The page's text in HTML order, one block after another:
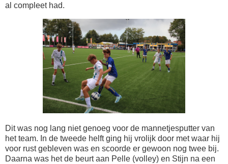
al compleet had.
Dit was nog lang niet genoeg voor de mannetjesputter van
het team. In de tweede helft ging hij vrolijk door met waar hij
voor rust gebleven was en scoorde er gewoon nog twee bij.
Daarna was het de beurt aan Pelle (volley) en Stijn na een